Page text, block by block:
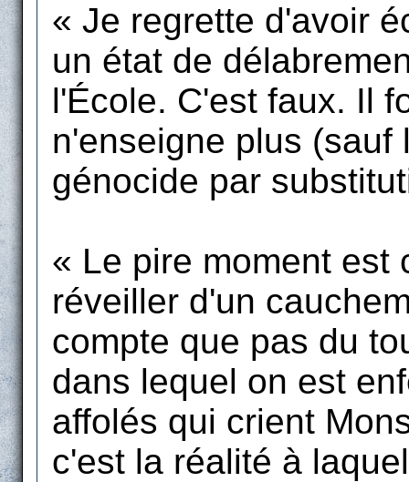
« Je regrette d'avoir
un état de
l'École. C'est faux. Il
n'enseigne plus
génocide par
« Le pire moment est
réveiller d'un
compte que pas du
dans lequel on est
affolés qui crient
c'est la réalité à